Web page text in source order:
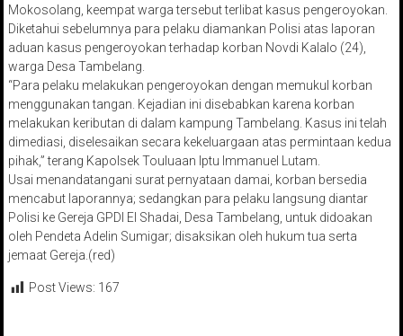
Mokosolang, keempat warga tersebut terlibat kasus pengeroyokan.
Diketahui sebelumnya para pelaku diamankan Polisi atas laporan
aduan kasus pengeroyokan terhadap korban Novdi Kalalo (24),
warga Desa Tambelang.
“Para pelaku melakukan pengeroyokan dengan memukul korban
menggunakan tangan. Kejadian ini disebabkan karena korban
melakukan keributan di dalam kampung Tambelang. Kasus ini telah
dimediasi, diselesaikan secara kekeluargaan atas permintaan kedua
pihak,” terang Kapolsek Touluaan Iptu Immanuel Lutam.
Usai menandatangani surat pernyataan damai, korban bersedia
mencabut laporannya; sedangkan para pelaku langsung diantar
Polisi ke Gereja GPDI El Shadai, Desa Tambelang, untuk didoakan
oleh Pendeta Adelin Sumigar; disaksikan oleh hukum tua serta
jemaat Gereja.(red)
Post Views: 167